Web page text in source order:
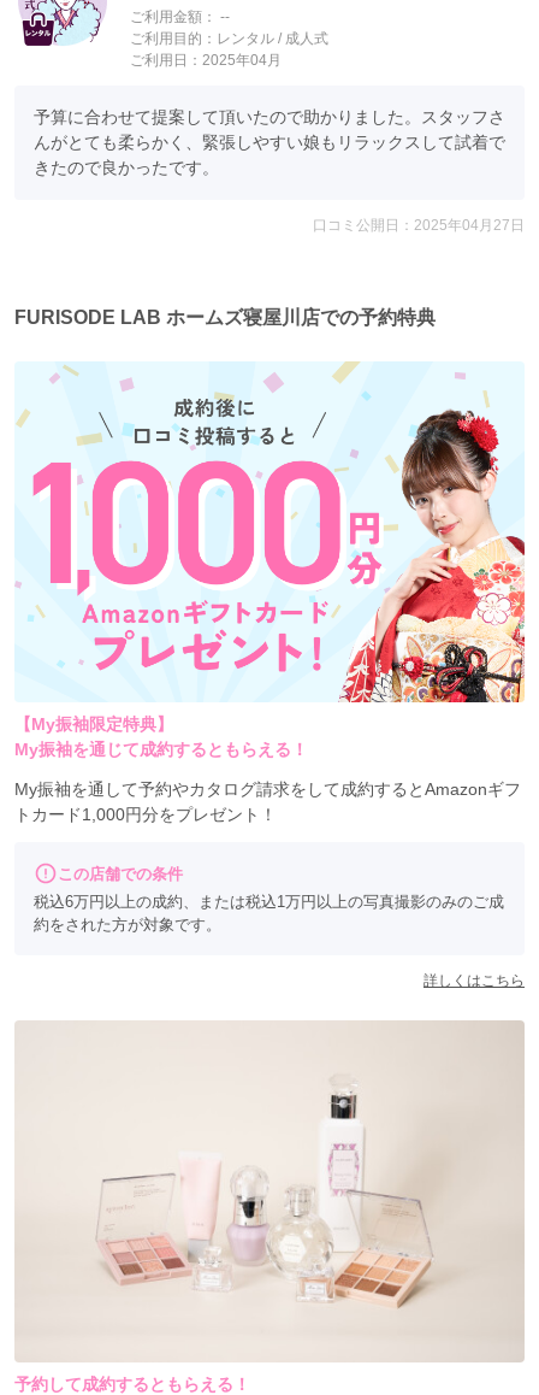
FURISODE LAB各店
FURISODE LAB 横須賀店
FURISODE LAB ガーデンシティ厚木店
FURISODE LAB アクロスモール泉北店
FURISODE LAB ホームズ寝屋川店
ご利用金額： --
ご利用目的： レンタル / 成人式
ご利用日：2025年04月
予算に合わせて提案して頂いたので助かりました。スタッフさ
んがとても柔らかく、緊張しやすい娘もリラックスして試着で
きたので良かったです。
口コミ公開日：2025年04月27日
FURISODE LAB ホームズ寝屋川店での予約特典
【My振袖限定特典】
My振袖を通じて成約するともらえる！
My振袖を通して予約やカタログ請求をして成約するとAmazonギフ
トカード1,000円分をプレゼント！
この店舗での条件
税込6万円以上の成約、または税込1万円以上の写真撮影のみのご成
約をされた方が対象です。
詳しくはこちら
予約して成約するともらえる！